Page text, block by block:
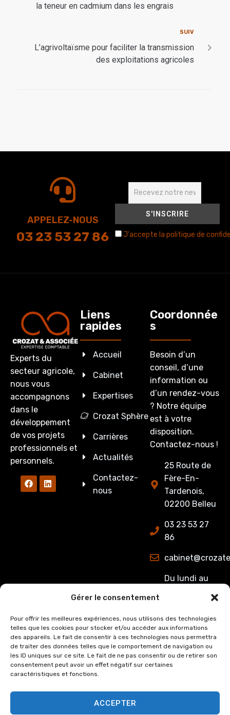
Gérer le consentement
Pour offrir les meilleures expériences, nous utilisons des technologies
telles que les cookies pour stocker et/ou accéder aux informations
des appareils. Le fait de consentir à ces technologies nous permettra
de traiter des données telles que le comportement de navigation ou
les ID uniques sur ce site. Le fait de ne pas consentir ou de retirer son
consentement peut avoir un effet négatif sur certaines
caractéristiques et fonctions.
ACCEPTER
la teneur en cadmium dans les engrais
SUIV
L’agrivoltaïsme pour faciliter la transmission
des exploitations agricoles
APPELEZ-NOUS
03 23 53 27 86 J'accepte la politique de
Experts du
secteur agricole,
nous vous
accompagnons
dans le
développement
de vos projets
professionnels et
personnels.
Liens
rapides
Accueil
Cabinet
Expertises
Crozat Sphère
Carrières
Actualités
Contactez-
nous
Coordonnée
s
Besoin d’un
conseil, d’une
information ou
d’un rendez-vous
? Notre équipe
est à votre
disposition.
Contactez-nous !
25 Route de
Fère-En-
Tardenois,
02200 Belleu
03 23 53 27
86
Du lundi au
8h00 à 12h15
et de 13h15 à
17h00.
Le Vendredi :
de 8h00 à
12h15 et de